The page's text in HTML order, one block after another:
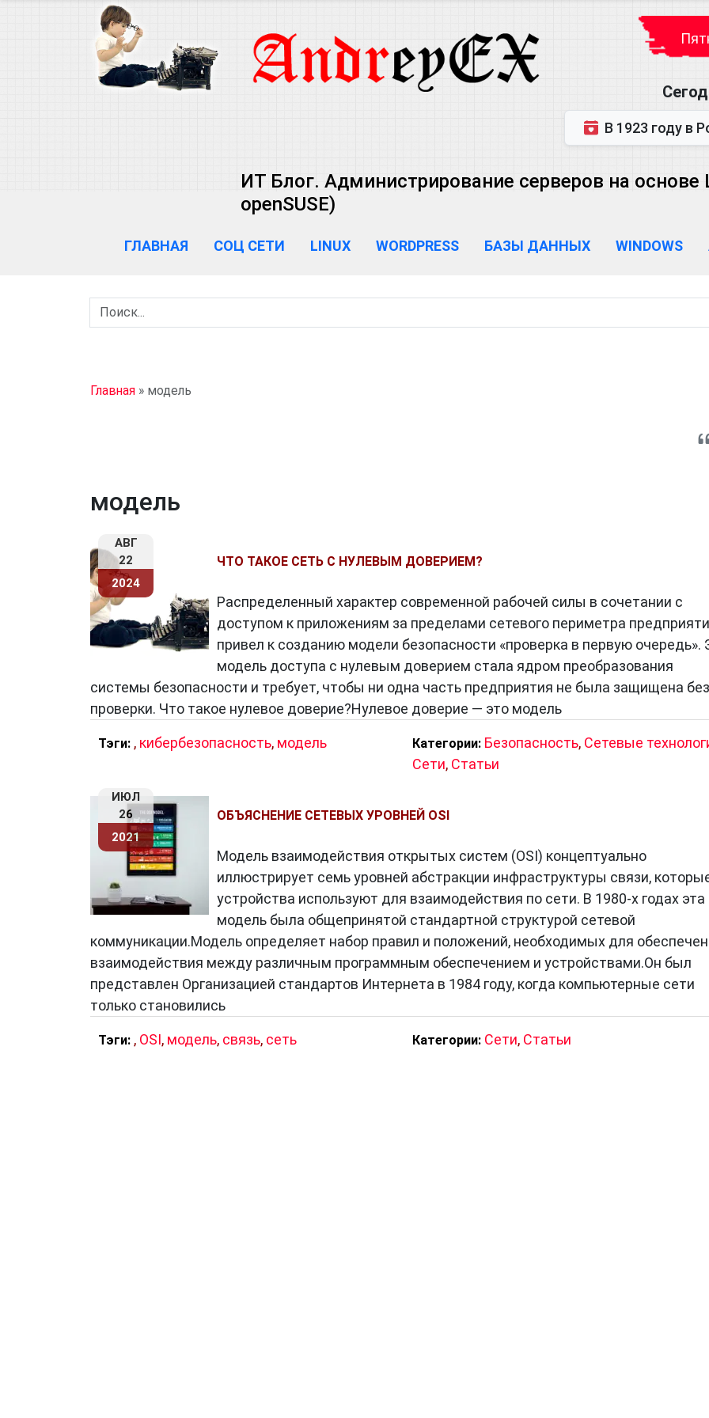
В 1923 году в Ростове-на-Дону
ИТ Блог. Администрирование серверов на основе
openSUSE)
ГЛАВНАЯ СОЦ СЕТИ LINUX WORDPRESS БАЗЫ ДАННЫХ WINDOWS
Главная » модель
модель
АВГ
22
2024
ЧТО ТАКОЕ СЕТЬ С НУЛЕВЫМ ДОВЕРИЕМ?
Распределенный характер современной рабочей силы в сочетании с
доступом к приложениям за пределами сетевого периметра
привел к созданию модели безопасности «проверка в первую очередь».
модель доступа с нулевым доверием стала ядром преобразования
системы безопасности и требует, чтобы ни одна часть предприятия не была защищена без
проверки. Что такое нулевое доверие?Нулевое доверие — это модель
Тэги: , кибербезопасность, модель Категории: Безопасность, Сетевые
Сети, Статьи
ИЮЛ
26
2021
ОБЪЯСНЕНИЕ СЕТЕВЫХ УРОВНЕЙ OSI
Модель взаимодействия открытых систем (OSI) концептуально
иллюстрирует семь уровней абстракции инфраструктуры связи,
устройства используют для взаимодействия по сети. В 1980-х годах эта
модель была общепринятой стандартной структурой сетевой
коммуникации.Модель определяет набор правил и положений, необходимых для
взаимодействия между различным программным обеспечением и устройствами.Он был
представлен Организацией стандартов Интернета в 1984 году, когда компьютерные сети
только становились
Тэги: , OSI, модель, связь, сеть Категории: Сети, Статьи